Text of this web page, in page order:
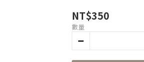
NT$350
數量